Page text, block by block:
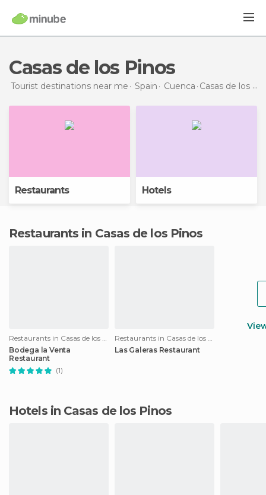
Casas de los Pinos
Tourist destinations near me Spain Cuenca Casas de los Pinos
Restaurants Hotels
Restaurants in Casas de los Pinos
Restaurants in Casas de los Pinos
Bodega la Venta
Restaurant
(1)
Restaurants in Casas de los Pinos
Las Galeras Restaurant
Hotels in Casas de los Pinos